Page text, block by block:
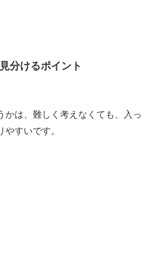
分けるポイント
かは、難しく考えなくても、入っ
すいです。